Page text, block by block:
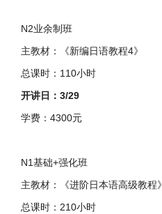
N2业余制班
主教材：《新编日语教程4》
总课时：110小时
开讲日：3/29
学费：4300元
N1基础+强化班
主教材：《进阶日本语高级教程》
总课时：210小时